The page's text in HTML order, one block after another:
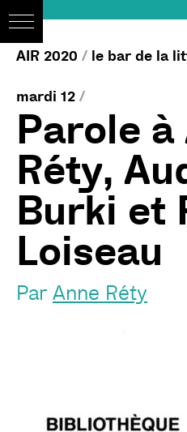
AIR 2020 / le bar de la
mardi 12 /
Parole à
Réty,
Burki et
Loiseau
Par Anne Réty